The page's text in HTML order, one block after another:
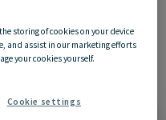
storing of cookies on your device
and assist in our marketing efforts
your cookies yourself.
Cookie settings